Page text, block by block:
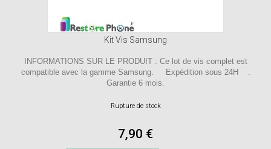
Kit Vis Samsung
INFORMATIONS SUR LE PRODUIT : Ce lot de vis complet est
compatible avec la gamme Samsung. Expédition sous 24H .
Garantie 6 mois.
Rupture de stock
7,90 €